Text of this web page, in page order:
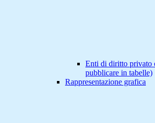
Enti di diritto privato
pubblicare in tabelle)
Rappresentazione grafica